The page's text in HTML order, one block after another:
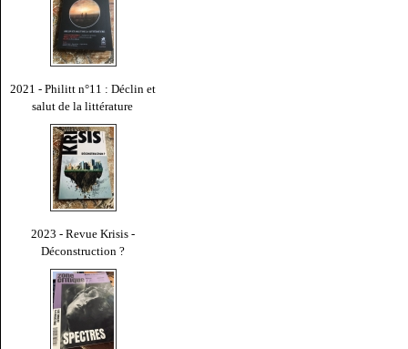
2021 - Philitt n°11 : Déclin et
salut de la littérature
2023 - Revue Krisis -
Déconstruction ?